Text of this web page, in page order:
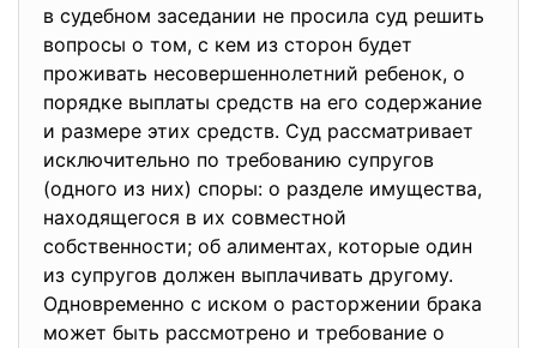
в судебном заседании не просила суд решить
вопросы о том, с кем из сторон будет
проживать несовершеннолетний ребенок, о
порядке выплаты средств на его содержание
и размере этих средств. Суд рассматривает
исключительно по требованию супругов
(одного из них) споры: о разделе имущества,
находящегося в их совместной
собственности; об алиментах, которые один
из супругов должен выплачивать другому.
Одновременно с иском о расторжении брака
может быть рассмотрено и требование о